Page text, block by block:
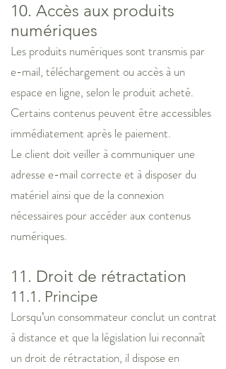
10. Accès aux produits
numériques
Les produits numériques sont transmis par
e-mail, téléchargement ou accès à un
espace en ligne, selon le produit acheté.
Certains contenus peuvent être accessibles
immédiatement après le paiement.
Le client doit veiller à communiquer une
adresse e-mail correcte et à disposer du
matériel ainsi que de la connexion
nécessaires pour accéder aux contenus
numériques.
11. Droit de rétractation
11.1. Principe
Lorsqu’un consommateur conclut un contrat
à distance et que la législation lui reconnaît
un droit de rétractation, il dispose en